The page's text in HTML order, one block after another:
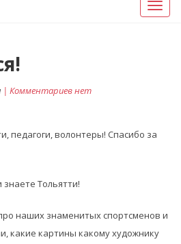
Вкл/
Выкл
| Комментариев нет
педагоги, волонтеры! Спасибо за
Тольятти!
наших знаменитых спортсменов и
какие картины какому художнику